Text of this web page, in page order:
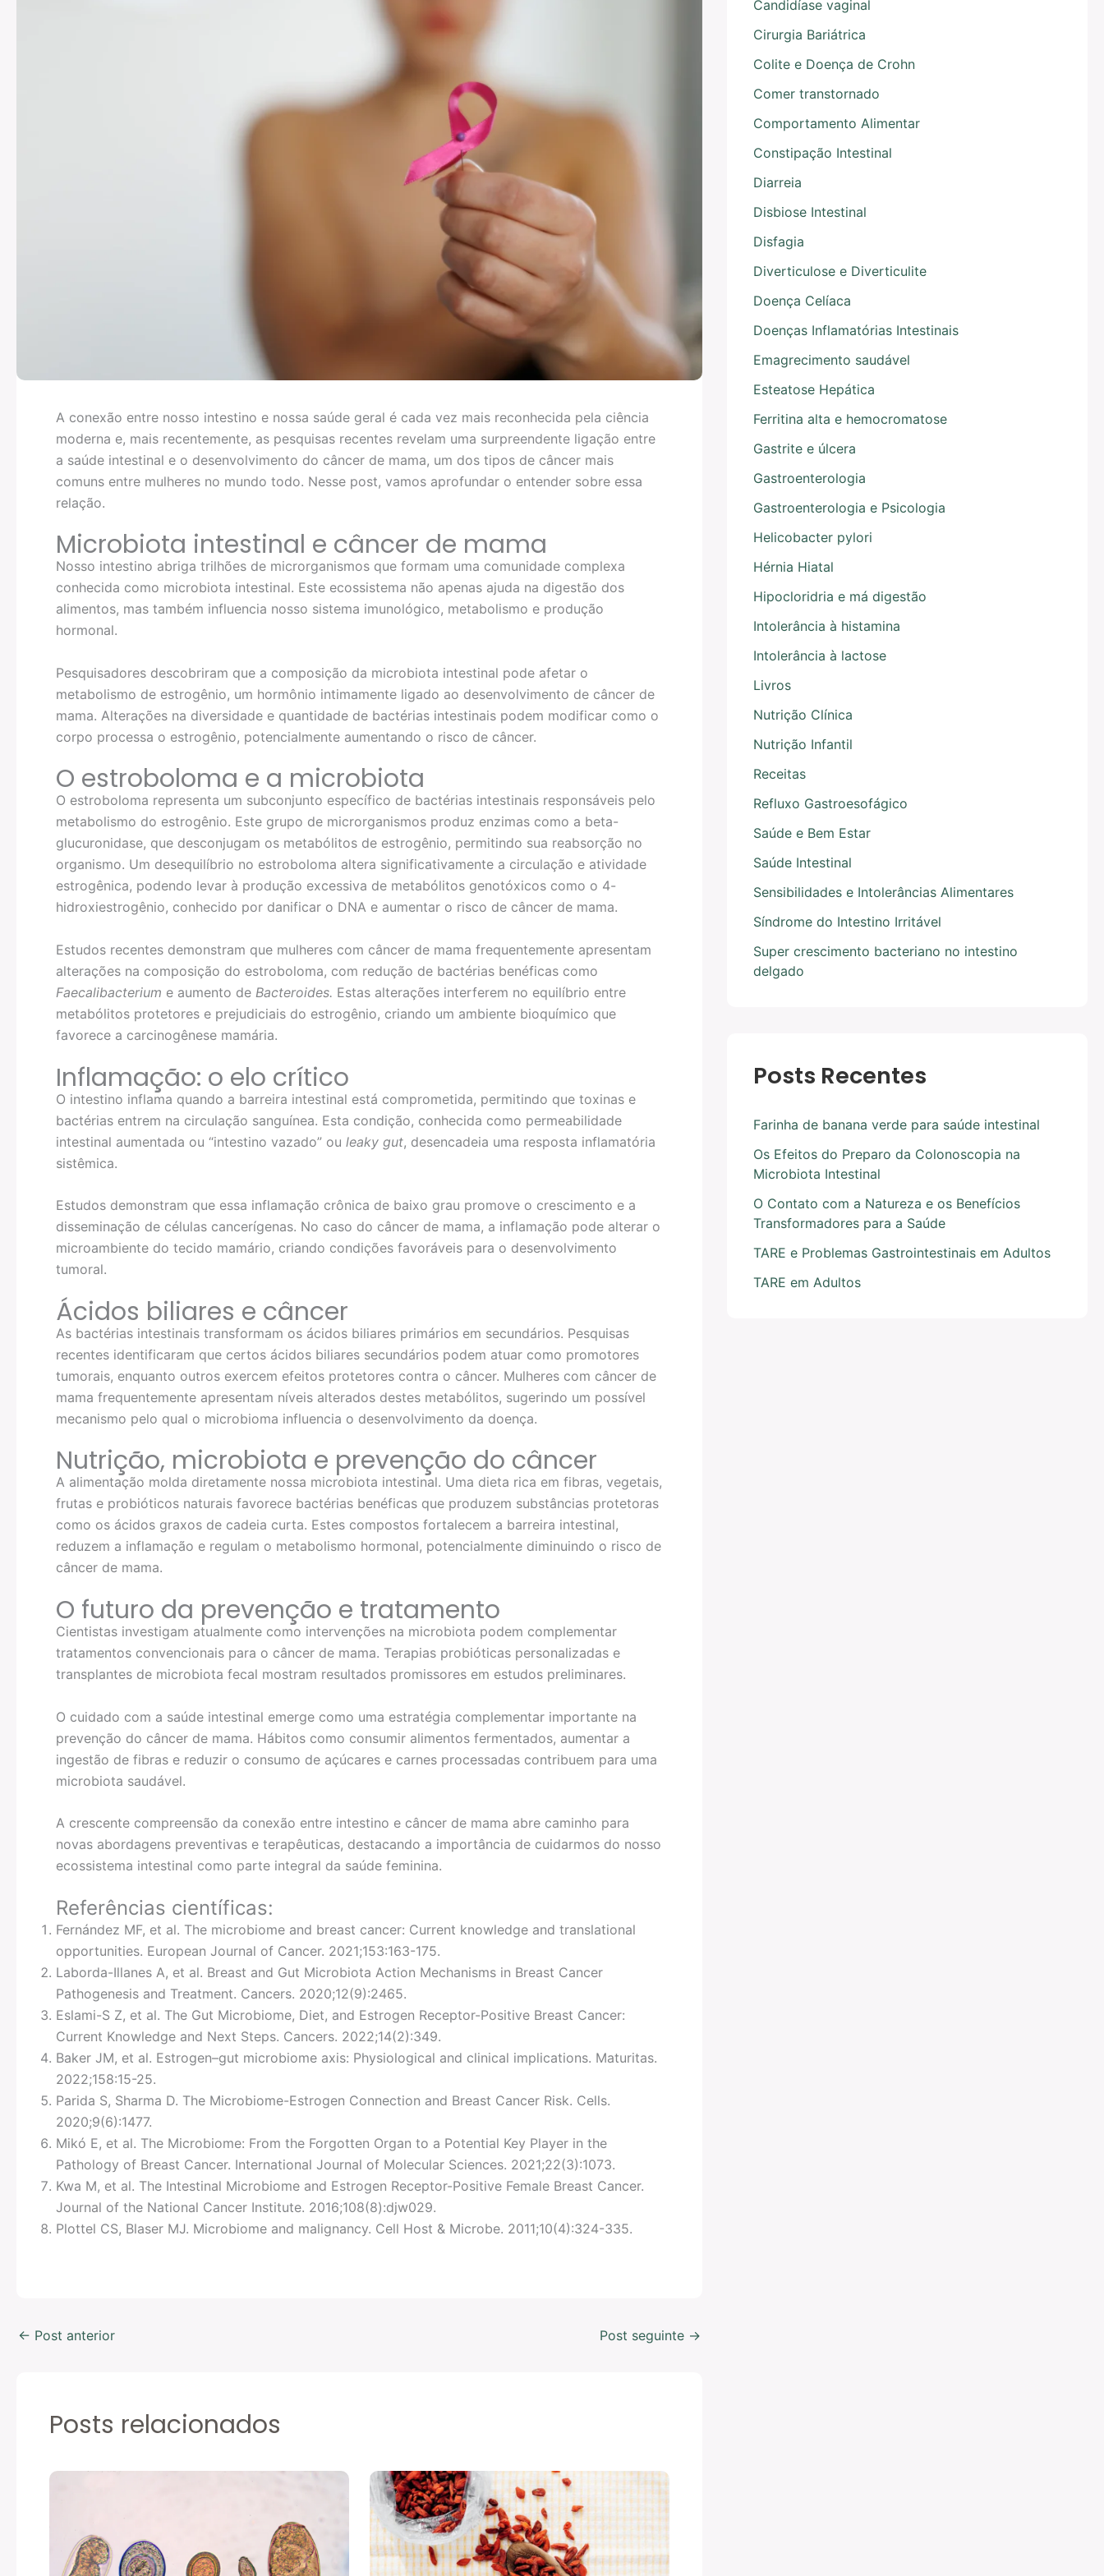
A conexão entre nosso intestino e nossa saúde geral é cada vez mais reconhecida pela ciência
moderna e, mais recentemente, as pesquisas recentes revelam uma surpreendente ligação entre
a saúde intestinal e o desenvolvimento do câncer de mama, um dos tipos de câncer mais
comuns entre mulheres no mundo todo. Nesse post, vamos aprofundar o entender sobre essa
relação.
Microbiota intestinal e câncer de mama
Nosso intestino abriga trilhões de microrganismos que formam uma comunidade complexa
conhecida como microbiota intestinal. Este ecossistema não apenas ajuda na digestão dos
alimentos, mas também influencia nosso sistema imunológico, metabolismo e produção
hormonal.
Pesquisadores descobriram que a composição da microbiota intestinal pode afetar o
metabolismo de estrogênio, um hormônio intimamente ligado ao desenvolvimento de câncer de
mama. Alterações na diversidade e quantidade de bactérias intestinais podem modificar como o
corpo processa o estrogênio, potencialmente aumentando o risco de câncer.
O estroboloma e a microbiota
O estroboloma representa um subconjunto específico de bactérias intestinais responsáveis pelo
metabolismo do estrogênio. Este grupo de microrganismos produz enzimas como a beta-
glucuronidase, que desconjugam os metabólitos de estrogênio, permitindo sua reabsorção no
organismo. Um desequilíbrio no estroboloma altera significativamente a circulação e atividade
estrogênica, podendo levar à produção excessiva de metabólitos genotóxicos como o 4-
hidroxiestrogênio, conhecido por danificar o DNA e aumentar o risco de câncer de mama.
Estudos recentes demonstram que mulheres com câncer de mama frequentemente apresentam
alterações na composição do estroboloma, com redução de bactérias benéficas como
Faecalibacterium e aumento de Bacteroides. Estas alterações interferem no equilíbrio entre
metabólitos protetores e prejudiciais do estrogênio, criando um ambiente bioquímico que
favorece a carcinogênese mamária.
Inflamação: o elo crítico
O intestino inflama quando a barreira intestinal está comprometida, permitindo que toxinas e
bactérias entrem na circulação sanguínea. Esta condição, conhecida como permeabilidade
intestinal aumentada ou “intestino vazado” ou leaky gut, desencadeia uma resposta inflamatória
sistêmica.
Estudos demonstram que essa inflamação crônica de baixo grau promove o crescimento e a
disseminação de células cancerígenas. No caso do câncer de mama, a inflamação pode alterar o
microambiente do tecido mamário, criando condições favoráveis para o desenvolvimento
tumoral.
Ácidos biliares e câncer
As bactérias intestinais transformam os ácidos biliares primários em secundários. Pesquisas
recentes identificaram que certos ácidos biliares secundários podem atuar como promotores
tumorais, enquanto outros exercem efeitos protetores contra o câncer. Mulheres com câncer de
mama frequentemente apresentam níveis alterados destes metabólitos, sugerindo um possível
mecanismo pelo qual o microbioma influencia o desenvolvimento da doença.
Nutrição, microbiota e prevenção do câncer
A alimentação molda diretamente nossa microbiota intestinal. Uma dieta rica em fibras, vegetais,
frutas e probióticos naturais favorece bactérias benéficas que produzem substâncias protetoras
como os ácidos graxos de cadeia curta. Estes compostos fortalecem a barreira intestinal,
reduzem a inflamação e regulam o metabolismo hormonal, potencialmente diminuindo o risco de
câncer de mama.
O futuro da prevenção e tratamento
Cientistas investigam atualmente como intervenções na microbiota podem complementar
tratamentos convencionais para o câncer de mama. Terapias probióticas personalizadas e
transplantes de microbiota fecal mostram resultados promissores em estudos preliminares.
O cuidado com a saúde intestinal emerge como uma estratégia complementar importante na
prevenção do câncer de mama. Hábitos como consumir alimentos fermentados, aumentar a
ingestão de fibras e reduzir o consumo de açúcares e carnes processadas contribuem para uma
microbiota saudável.
A crescente compreensão da conexão entre intestino e câncer de mama abre caminho para
novas abordagens preventivas e terapêuticas, destacando a importância de cuidarmos do nosso
ecossistema intestinal como parte integral da saúde feminina.
Referências científicas:
Fernández MF, et al. The microbiome and breast cancer: Current knowledge and translational
opportunities. European Journal of Cancer. 2021;153:163-175.
Laborda-Illanes A, et al. Breast and Gut Microbiota Action Mechanisms in Breast Cancer
Pathogenesis and Treatment. Cancers. 2020;12(9):2465.
Eslami-S Z, et al. The Gut Microbiome, Diet, and Estrogen Receptor-Positive Breast Cancer:
Current Knowledge and Next Steps. Cancers. 2022;14(2):349.
Baker JM, et al. Estrogen–gut microbiome axis: Physiological and clinical implications. Maturitas.
2022;158:15-25.
Parida S, Sharma D. The Microbiome-Estrogen Connection and Breast Cancer Risk. Cells.
2020;9(6):1477.
Mikó E, et al. The Microbiome: From the Forgotten Organ to a Potential Key Player in the
Pathology of Breast Cancer. International Journal of Molecular Sciences. 2021;22(3):1073.
Kwa M, et al. The Intestinal Microbiome and Estrogen Receptor-Positive Female Breast Cancer.
Journal of the National Cancer Institute. 2016;108(8):djw029.
Plottel CS, Blaser MJ. Microbiome and malignancy. Cell Host & Microbe. 2011;10(4):324-335.
← Post anterior Post seguinte →
Posts relacionados
Candidíase vaginal
Cirurgia Bariátrica
Colite e Doença de Crohn
Comer transtornado
Comportamento Alimentar
Constipação Intestinal
Diarreia
Disbiose Intestinal
Disfagia
Diverticulose e Diverticulite
Doença Celíaca
Doenças Inflamatórias Intestinais
Emagrecimento saudável
Esteatose Hepática
Ferritina alta e hemocromatose
Gastrite e úlcera
Gastroenterologia
Gastroenterologia e Psicologia
Helicobacter pylori
Hérnia Hiatal
Hipocloridria e má digestão
Intolerância à histamina
Intolerância à lactose
Livros
Nutrição Clínica
Nutrição Infantil
Receitas
Refluxo Gastroesofágico
Saúde e Bem Estar
Saúde Intestinal
Sensibilidades e Intolerâncias Alimentares
Síndrome do Intestino Irritável
Super crescimento bacteriano no intestino
delgado
Posts Recentes
Farinha de banana verde para saúde intestinal
Os Efeitos do Preparo da Colonoscopia na
Microbiota Intestinal
O Contato com a Natureza e os Benefícios
Transformadores para a Saúde
TARE e Problemas Gastrointestinais em Adultos
TARE em Adultos